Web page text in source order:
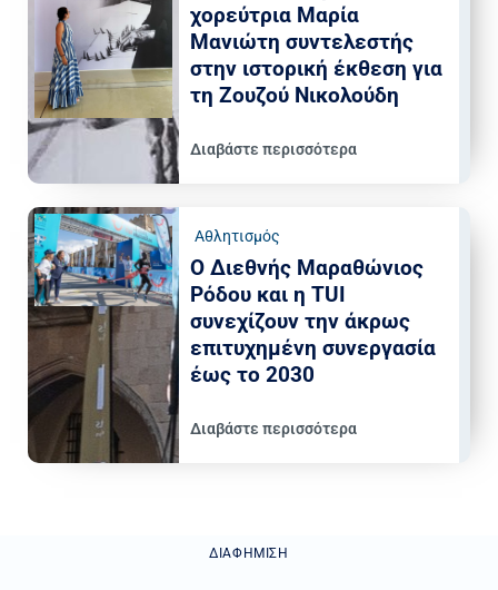
χορεύτρια Μαρία
Μανιώτη συντελεστής
στην ιστορική έκθεση για
τη Ζουζού Νικολούδη
Διαβάστε περισσότερα
Αθλητισμός
Ο Διεθνής Μαραθώνιος
Ρόδου και η TUI
συνεχίζουν την άκρως
επιτυχημένη συνεργασία
έως το 2030
Διαβάστε περισσότερα
ΔΙΑΦΉΜΙΣΗ